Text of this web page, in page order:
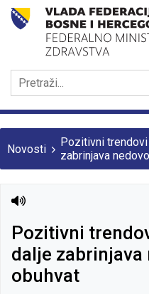
Novosti
Pozitivni
zabrinjava
Pozitivni
dalje zabrinjava
obuhvat